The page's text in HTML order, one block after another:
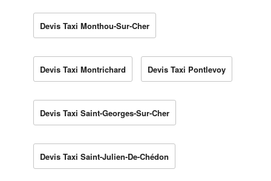
Devis Taxi Monthou-Sur-Cher
Devis Taxi Montrichard Devis Taxi Pontlevoy
Devis Taxi Saint-Georges-Sur-Cher
Devis Taxi Saint-Julien-De-Chédon